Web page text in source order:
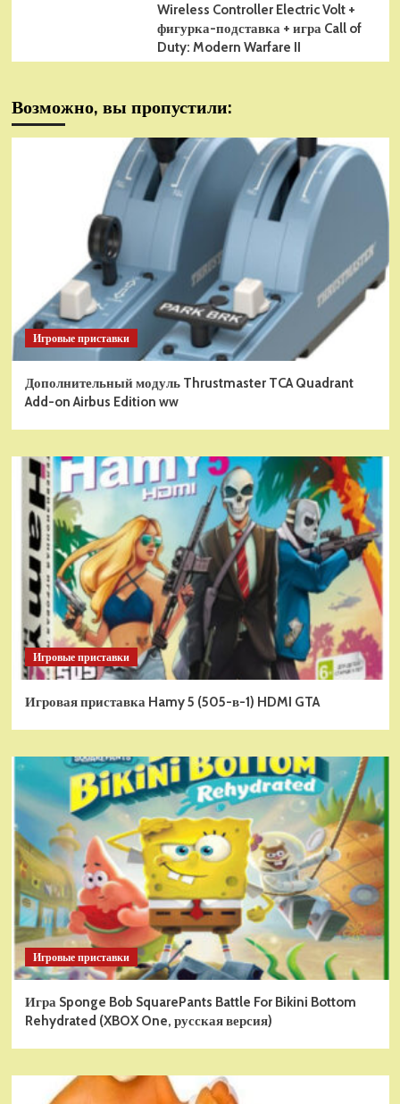
Wireless Controller Electric Volt +
фигурка-подставка + игра Call of
Duty: Modern Warfare II
Возможно, вы пропустили:
Игровые приставки
Дополнительный модуль Thrustmaster TCA Quadrant
Add-on Airbus Edition ww
Игровые приставки
Игровая приставка Hamy 5 (505-в-1) HDMI GTA
Игровые приставки
Игра Sponge Bob SquarePants Battle For Bikini Bottom
Rehydrated (XBOX One, русская версия)